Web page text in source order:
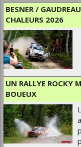
BESNER /
CHALEURS 2026
UN RALLYE ROCKY
BOUEUX